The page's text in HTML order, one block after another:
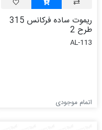
ریموت ساده فرکانس 315
طرح 2
AL-113
اتمام موجودی